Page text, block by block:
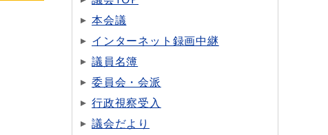
本会議
インターネット録画中継
議員名簿
委員会・会派
行政視察受入
議会だより